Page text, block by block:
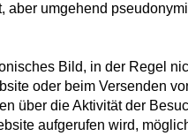
umgehend
Bild, in der Regel
oder beim Versenden
über die Aktivität der
aufgerufen wird,